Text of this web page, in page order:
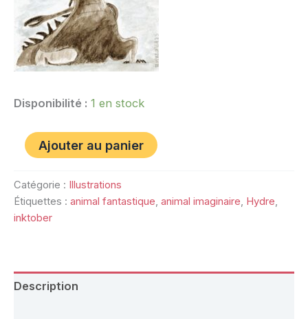
Disponibilité : 1 en stock
Ajouter au panier
Catégorie : Illustrations
Étiquettes : animal fantastique, animal imaginaire, Hydre,
inktober
Description